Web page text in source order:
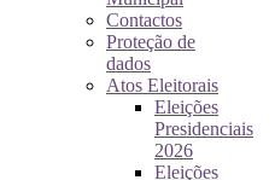
Contactos
Proteção de
dados
Atos Eleitorais
Eleições
Presidenciais
2026
Eleições